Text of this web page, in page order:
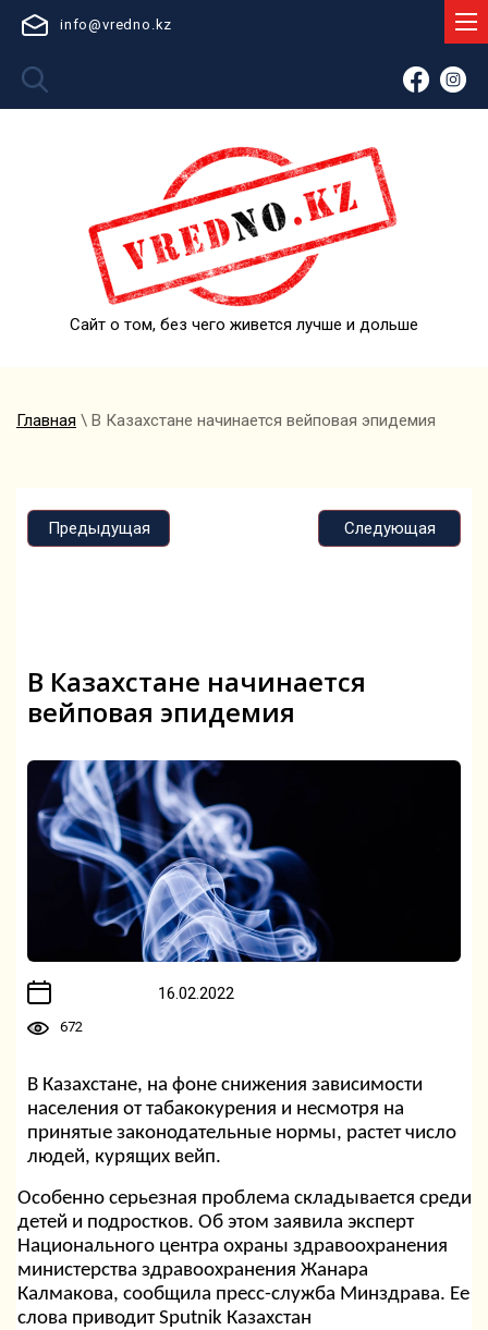
info@vredno.kz
Сайт о том, без чего живется лучше и дольше
Главная \ В Казахстане начинается вейповая эпидемия
Предыдущая Следующая
В Казахстане начинается
вейповая эпидемия
16.02.2022
672
В Казахстане, на фоне снижения зависимости
населения от табакокурения и несмотря на
принятые законодательные нормы, растет число
людей, курящих вейп.
Особенно серьезная проблема складывается среди
детей и подростков. Об этом заявила эксперт
Национального центра охраны здравоохранения
министерства здравоохранения Жанара
Калмакова, сообщила пресс-служба Минздрава. Ее
слова приводит Sputnik Казахстан